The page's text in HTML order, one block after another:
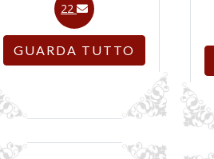
22
GUARDA TUTTO